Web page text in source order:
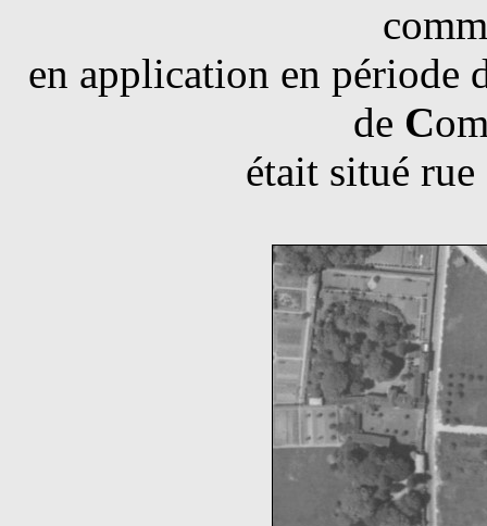
en application en période
de C
était situé